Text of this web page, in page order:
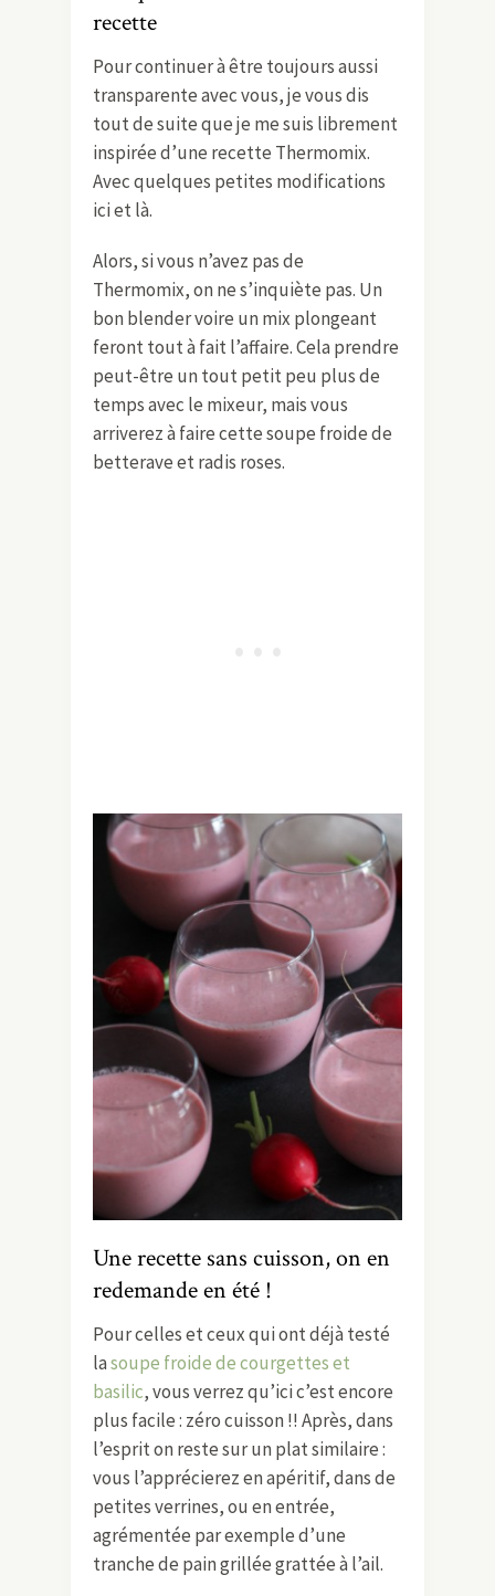
recette
Pour continuer à être toujours aussi
transparente avec vous, je vous dis
tout de suite que je me suis librement
inspirée d’une recette Thermomix.
Avec quelques petites modifications
ici et là.
Alors, si vous n’avez pas de
Thermomix, on ne s’inquiète pas. Un
bon blender voire un mix plongeant
feront tout à fait l’affaire. Cela prendre
peut-être un tout petit peu plus de
temps avec le mixeur, mais vous
arriverez à faire cette soupe froide de
betterave et radis roses.
Une recette sans cuisson, on en
redemande en été !
Pour celles et ceux qui ont déjà testé
lasoupe froide de courgettes et
basilic, vous verrez qu’ici c’est encore
plus facile : zéro cuisson !! Après, dans
l’esprit on reste sur un plat similaire :
vous l’apprécierez en apéritif, dans de
petites verrines, ou en entrée,
agrémentée par exemple d’une
tranche de pain grillée grattée à l’ail.